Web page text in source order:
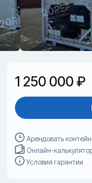
1 250 000 ₽
Арендовать
Онлайн-
Условия гарантии